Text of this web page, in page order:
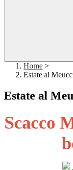
Home >
Estate al
Estate al
Scacco